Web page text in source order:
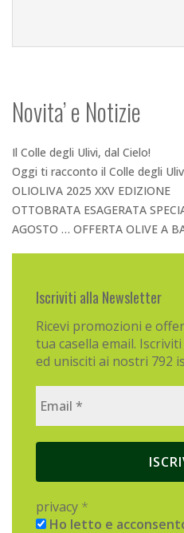
Novita’ e Notizie
Il Colle degli Ulivi, dal Cielo!
Oggi ti racconto il Colle degli
OLIOLIVA 2025 XXV EDIZIONE
OTTOBRATA ESAGERATA
AGOSTO … OFFERTA OLIVE A
Iscriviti alla Newsletter
Ricevi promozioni e
tua casella email.
ed unisciti ai nostri 792
privacy *
Ho letto e